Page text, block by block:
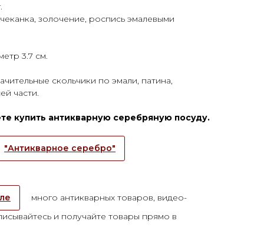
золочение, роспись эмалевыми
3.7 см.
скольчики по эмали, патина,
части.
купить антикварную серебряную посуду.
"Антикварное серебро"
много антикварных товаров, видео-
и получайте товары прямо в